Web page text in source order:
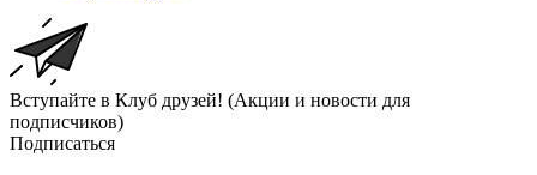
Вступайте в Клуб друзей! (Акции и новости для
подписчиков)
Подписаться